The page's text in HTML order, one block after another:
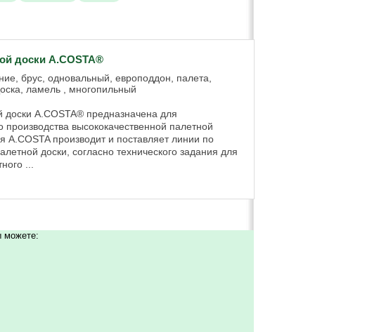
доски А.COSTA®
брус, одновальный, европоддон, палета,
ламель , многопильный
доски А.COSTA® предназначена для
высококачественной палетной
А.COSTA производит и поставляет линии по
доски, согласно технического задания для
...
можете: